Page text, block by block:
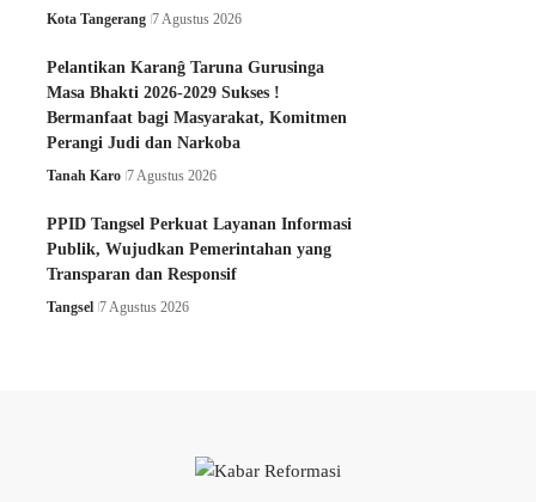
Kota Tangerang 7 Agustus 2026
Pelantikan Karanĝ Taruna Gurusinga
Masa Bhakti 2026-2029 Sukses !
Bermanfaat bagi Masyarakat, Komitmen
Perangi Judi dan Narkoba
Tanah Karo 7 Agustus 2026
PPID Tangsel Perkuat Layanan Informasi
Publik, Wujudkan Pemerintahan yang
Transparan dan Responsif
Tangsel 7 Agustus 2026